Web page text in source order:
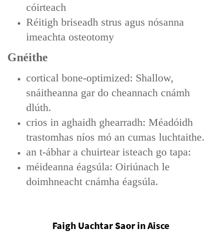
cóirteach
Réitigh briseadh strus agus nósanna
imeachta osteotomy
Gnéithe
cortical bone-optimized: Shallow,
snáitheanna gar do cheannach cnámh
dlúth.
crios in aghaidh ghearradh: Méadóidh
trastomhas níos mó an cumas luchtaithe.
an t-ábhar a chuirtear isteach go tapa:
méideanna éagsúla: Oiriúnach le
doimhneacht cnámha éagsúla.
Faigh Uachtar Saor in Aisce